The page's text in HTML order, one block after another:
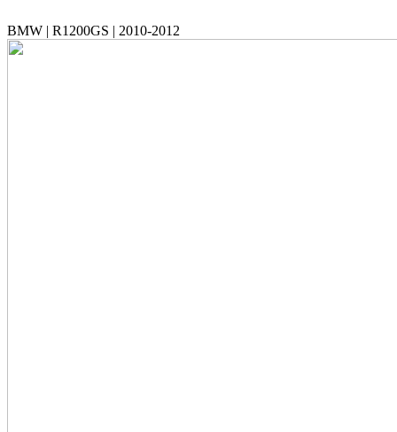
BMW | R1200GS | 2010-2012